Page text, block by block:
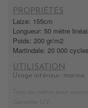
PROPRIÉTÉS
Laize: 155cm
Longueur: 50 mètre
Poids: 200 gr/m2
Martindale: 20 000 cycles
UTILISATION
Usage intérieur:
Tissu au mètre pour
Garantie U.V.